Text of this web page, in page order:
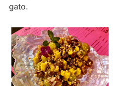
gato.